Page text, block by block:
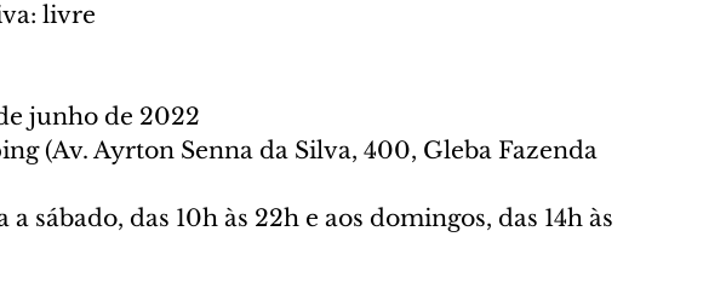
livre
junho de 2022
(Av. Ayrton Senna da Silva, 400, Gleba Fazenda
sábado, das 10h às 22h e aos domingos, das 14h às